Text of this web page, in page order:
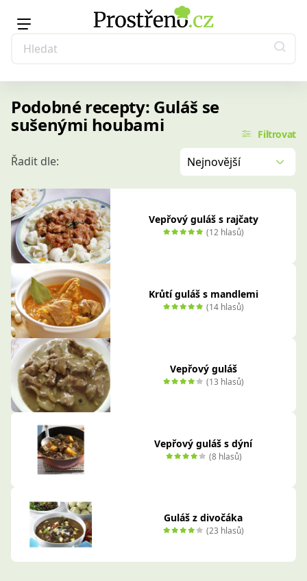
Podobné recepty: Guláš se
sušenými houbami Filtrovat
Řadit dle: Nejnovější
Vepřový guláš s rajčaty
(12 hlasů)
Krůtí guláš s mandlemi
(14 hlasů)
Vepřový guláš
(13 hlasů)
Vepřový guláš s dýní
(8 hlasů)
Guláš z divočáka
(23 hlasů)